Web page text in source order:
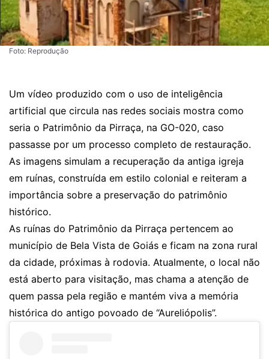
Foto: Reprodução
Um vídeo produzido com o uso de inteligência
artificial que circula nas redes sociais mostra como
seria o Patrimônio da Pirraça, na GO-020, caso
passasse por um processo completo de restauração.
As imagens simulam a recuperação da antiga igreja
em ruínas, construída em estilo colonial e reiteram a
importância sobre a preservação do patrimônio
histórico.
As ruínas do Patrimônio da Pirraça pertencem ao
município de Bela Vista de Goiás e ficam na zona rural
da cidade, próximas à rodovia. Atualmente, o local não
está aberto para visitação, mas chama a atenção de
quem passa pela região e mantém viva a memória
histórica do antigo povoado de “Aureliópolis”.